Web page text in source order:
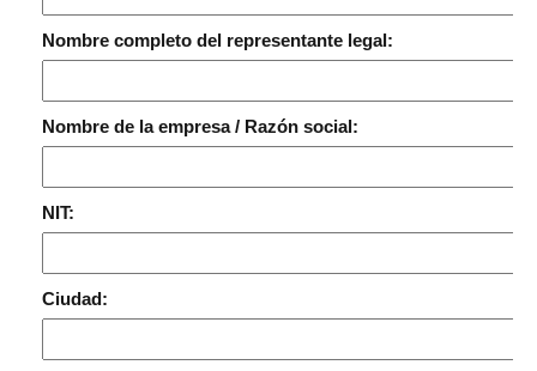
Nombre completo del representante legal:
Nombre de la empresa / Razón social:
NIT:
Ciudad: